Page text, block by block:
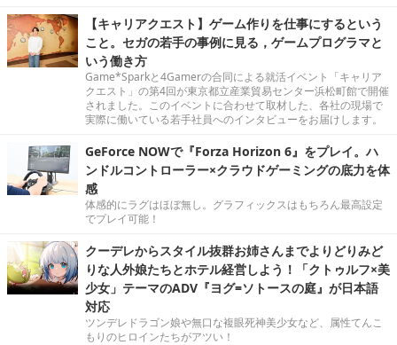
【キャリアクエスト】ゲーム作りを仕事にするという
こと。セガの若手の事例に見る，ゲームプログラマと
いう働き方
Game*Sparkと4Gamerの合同による就活イベント「キャリア
クエスト」の第4回が東京都立産業貿易センター浜松町館で開催
されました。このイベントに合わせて取材した、各社の現場で
実際に働いている若手社員へのインタビューをお届けします。
GeForce NOWで『Forza Horizon 6』をプレイ。ハ
ンドルコントローラー×クラウドゲーミングの底力を体
感
体感的にラグはほぼ無し。グラフィックスはもちろん最高設定
でプレイ可能！
クーデレからスタイル抜群お姉さんまでよりどりみど
りな人外娘たちとホテル経営しよう！「クトゥルフ×美
少女」テーマのADV『ヨグ=ソトースの庭』が日本語
対応
ツンデレドラゴン娘や無口な複眼死神美少女など、属性てんこ
もりのヒロインたちがアツい！